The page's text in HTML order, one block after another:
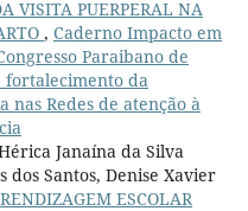
VISITA PUERPERAL NA
, Caderno Impacto em
Paraibano de
fortalecimento da
nas Redes de atenção à
Janaína da Silva
dos Santos, Denise Xavier
ESCOLAR